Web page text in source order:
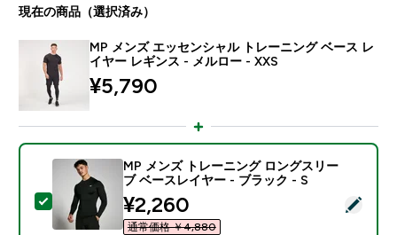
現在の商品（選択済み）
MP メンズ エッセンシャル トレーニング ベース レ
イヤー レギンス - メルロー - XXS
¥5,790‎
この商品を選択 - MP メンズ トレーニング ロングス
MP メンズ トレーニング ロングスリー
ブ ベースレイヤー - ブラック - S
discounted price
¥2,260‎
通常価格 ￥4,880‎